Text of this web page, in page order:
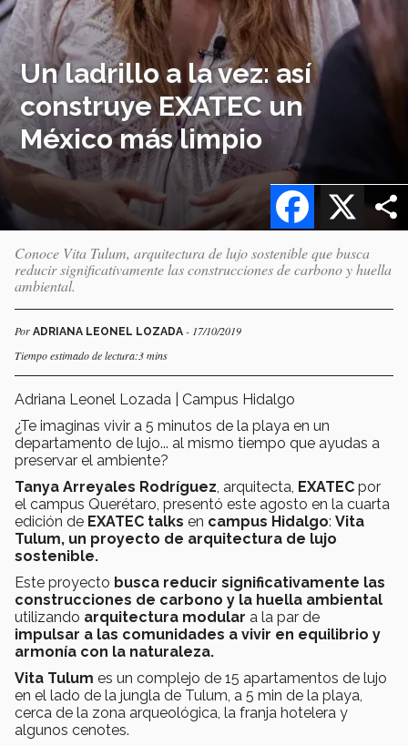
Un ladrillo a la vez: así
construye EXATEC un
México más limpio
X
Facebook
Conoce Vita Tulum, arquitectura de lujo sostenible que busca
reducir significativamente las construcciones de carbono y huella
ambiental.
Por ADRIANA LEONEL LOZADA - 17/10/2019
Tiempo estimado de lectura:3 mins
Adriana Leonel Lozada | Campus Hidalgo
¿Te imaginas vivir a 5 minutos de la playa en un
departamento de lujo... al mismo tiempo que ayudas a
preservar el ambiente?
Tanya Arreyales Rodríguez , arquitecta, EXATEC por
el campus Querétaro, presentó este agosto en la cuarta
edición de EXATEC talks en campus Hidalgo: Vita
Tulum, un proyecto de arquitectura de lujo
sostenible.
Este proyecto busca reducir significativamente las
construcciones de carbono y la huella ambiental
utilizando arquitectura modular a la par de
impulsar a las comunidades a vivir en equilibrio y
armonía con la naturaleza.
Vita Tulum es un complejo de 15 apartamentos de lujo
en el lado de la jungla de Tulum, a 5 min de la playa,
cerca de la zona arqueológica, la franja hotelera y
algunos cenotes.